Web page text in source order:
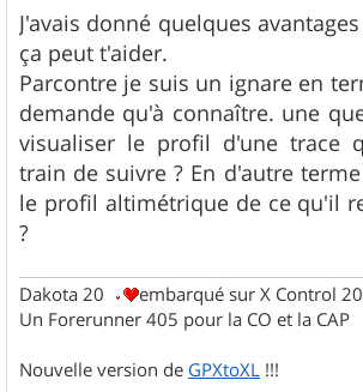
s
s
a
g
e
J'avais donné quelques
ça peut t'aider.
Parcontre je suis un ignare en
demande qu'à connaître. une
visualiser le profil d'une trace
train de suivre ? En d'autre
le profil altimétrique de ce qu'il
?
Dakota 20
embarqué sur X Control
Un Forerunner 405 pour la CO et la CAP
Nouvelle version de GPXtoXL !!!